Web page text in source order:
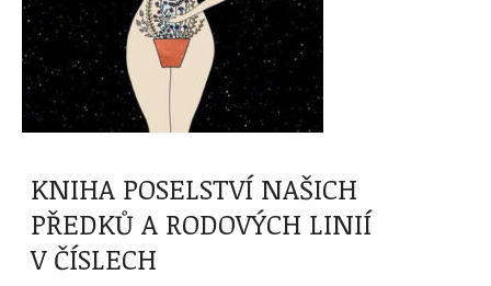
KNIHA POSELSTVÍ NAŠICH
PŘEDKŮ A RODOVÝCH LINIÍ
V ČÍSLECH